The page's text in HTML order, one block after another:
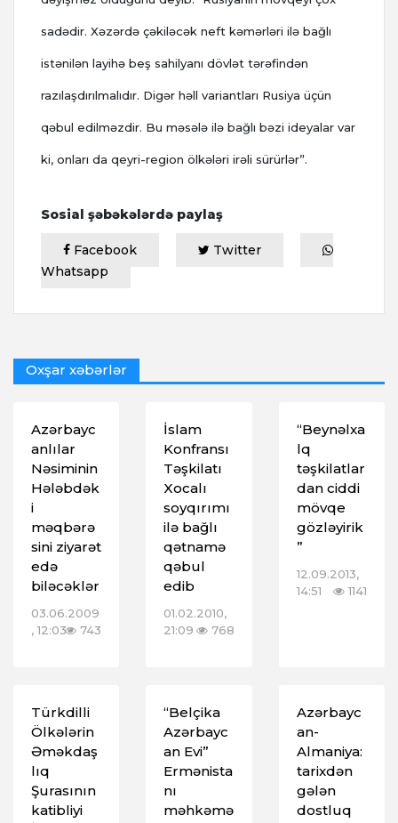
sadədir. Xəzərdə çəkiləcək neft kəmərləri ilə bağlı
istənilən layihə beş sahilyanı dövlət tərəfindən
razılaşdırılmalıdır. Digər həll variantları Rusiya üçün
qəbul edilməzdir. Bu məsələ ilə bağlı bəzi ideyalar var
ki, onları da qeyri-region ölkələri irəli sürürlər”.
Sosial şəbəkələrdə paylaş
Facebook
Twitter
Whatsapp
Oxşar xəbərlər
Azərbayc
anlılar
Nəsiminin
Hələbdək
i
məqbərə
sini ziyarət
edə
biləcəklər
03.06.2009
, 12:03
743
İslam
Konfransı
Təşkilatı
Xocalı
soyqırımı
ilə bağlı
qətnamə
qəbul
edib
01.02.2010,
21:09
768
“Beynəlxa
lq
təşkilatlar
dan ciddi
mövqe
gözləyirik
”
12.09.2013,
14:51
1141
Türkdilli
Ölkələrin
Əməkdaş
lıq
Şurasının
katibliyi
“Belçika
Azərbayc
an Evi”
Ermənista
nı
məhkəmə
Azərbayc
an-
Almaniya:
tarixdən
gələn
dostluq